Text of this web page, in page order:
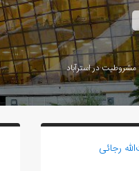
مشروطیت در استرآباد
رجائی